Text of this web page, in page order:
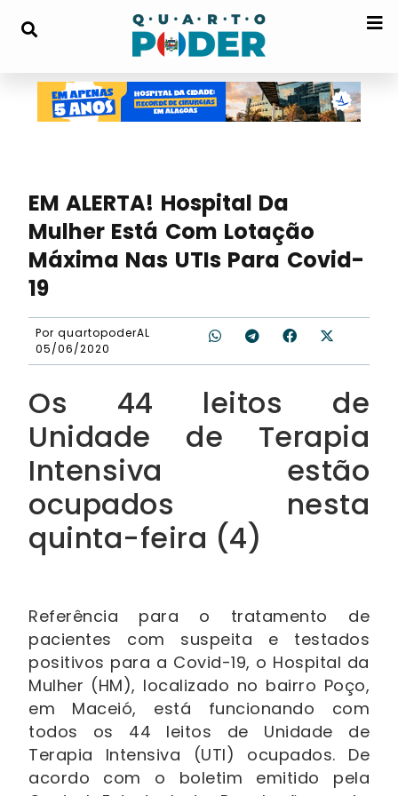
EM ALERTA! Hospital Da
Mulher Está Com Lotação
Máxima Nas UTIs Para Covid-
19
Por quartopoderAL
05/06/2020
Os 44 leitos de
Unidade de Terapia
Intensiva estão
ocupados nesta
quinta-feira (4)
Referência para o tratamento de
pacientes com suspeita e testados
positivos para a Covid-19, o Hospital da
Mulher (HM), localizado no bairro Poço,
em Maceió, está funcionando com
todos os 44 leitos de Unidade de
Terapia Intensiva (UTI) ocupados. De
acordo com o boletim emitido pela